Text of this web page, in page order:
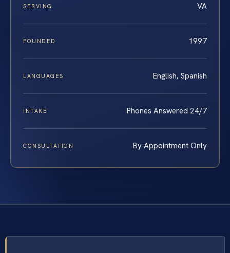
SERVING VA
FOUNDED 1997
LANGUAGES English, Spanish
INTAKE Phones Answered 24/7
CONSULTATION By Appointment Only